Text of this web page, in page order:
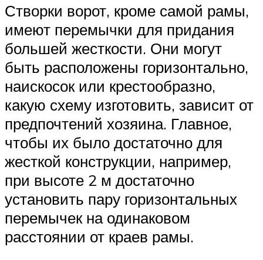
Створки ворот, кроме самой рамы,
имеют перемычки для придания
большей жесткости. Они могут
быть расположены горизонтально,
наискосок или крестообразно,
какую схему изготовить, зависит от
предпочтений хозяина. Главное,
чтобы их было достаточно для
жесткой конструкции, например,
при высоте 2 м достаточно
установить пару горизонтальных
перемычек на одинаковом
расстоянии от краев рамы.